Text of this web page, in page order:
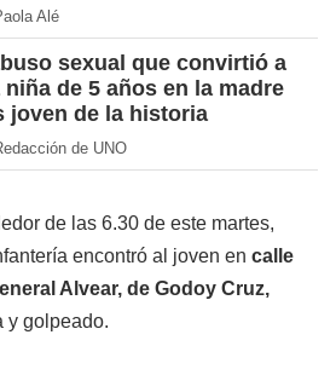
Alé
sexual que convirtió a
niña de 5 años en la madre
joven de la historia
de UNO
de las 6.30 de este martes,
encontró al joven en calle
Alvear, de Godoy Cruz,
y golpeado.